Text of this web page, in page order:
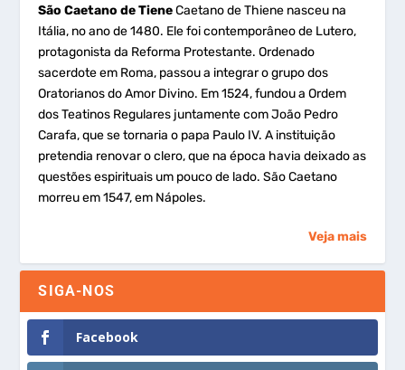
São Caetano de TieneCaetano de Thiene nasceu na
Itália, no ano de 1480. Ele foi contemporâneo de Lutero,
protagonista da Reforma Protestante. Ordenado
sacerdote em Roma, passou a integrar o grupo dos
Oratorianos do Amor Divino. Em 1524, fundou a Ordem
dos Teatinos Regulares juntamente com João Pedro
Carafa, que se tornaria o papa Paulo IV. A instituição
pretendia renovar o clero, que na época havia deixado as
questões espirituais um pouco de lado. São Caetano
morreu em 1547, em Nápoles.
Veja mais
SIGA-NOS
Facebook